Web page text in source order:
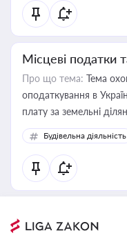
Місцеві податки
Про що тема: Тема
оподаткування в
Будівельна діяльність